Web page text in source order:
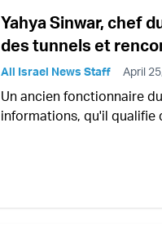
Yahya Sinwar, chef
des tunnels et
All Israel News Staff April
Un ancien fonctionnaire
informations, qu'il qualifie